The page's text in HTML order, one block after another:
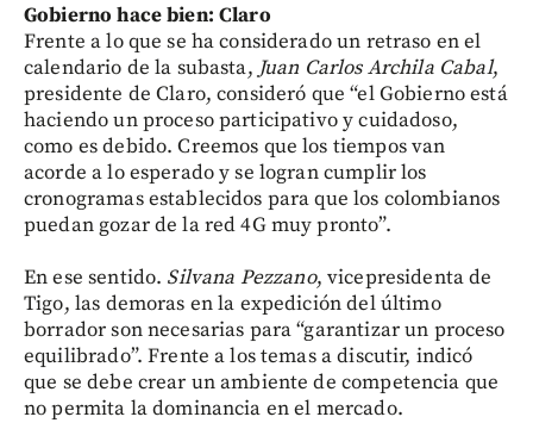
Gobierno hace bien: Claro
Frente a lo que se ha considerado un retraso en el
calendario de la subasta, Juan Carlos Archila Cabal,
presidente de Claro, consideró que “el Gobierno está
haciendo un proceso participativo y cuidadoso,
como es debido. Creemos que los tiempos van
acorde a lo esperado y se logran cumplir los
cronogramas establecidos para que los colombianos
puedan gozar de la red 4G muy pronto”.
En ese sentido. Silvana Pezzano, vicepresidenta de
Tigo, las demoras en la expedición del último
borrador son necesarias para “garantizar un proceso
equilibrado”. Frente a los temas a discutir, indicó
que se debe crear un ambiente de competencia que
no permita la dominancia en el mercado.